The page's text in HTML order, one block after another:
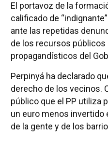
El portavoz de la
calificado de
ante las repetidas
de los recursos públicos
propagandísticos del
Perpinyá ha declarado
derecho de los vecinos.
público que el PP utiliza
un euro menos invertido
de la gente y de los